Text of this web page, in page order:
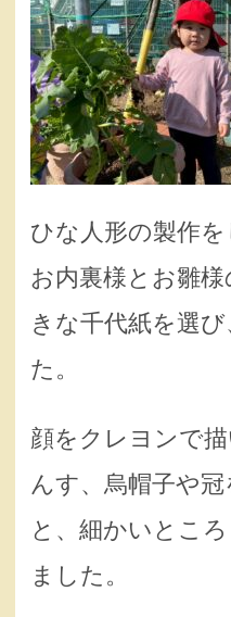
ひな人形の製作を
お内裏様とお雛
きな千代紙を選
た。
顔をクレヨンで
んす、烏帽子や
と、細かいとこ
ました。